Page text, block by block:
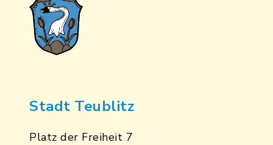
Stadt Teublitz
Platz der Freiheit 7